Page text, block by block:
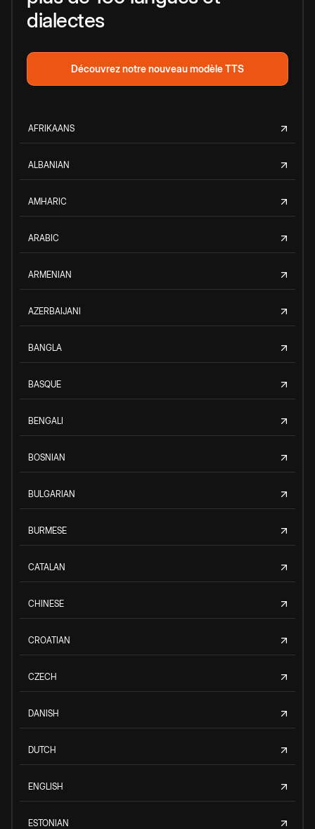
dialectes
Découvrez notre nouveau modèle TTS
AFRIKAANS
ALBANIAN
AMHARIC
ARABIC
ARMENIAN
AZERBAIJANI
BANGLA
BASQUE
BENGALI
BOSNIAN
BULGARIAN
BURMESE
CATALAN
CHINESE
CROATIAN
CZECH
DANISH
DUTCH
ENGLISH
ESTONIAN